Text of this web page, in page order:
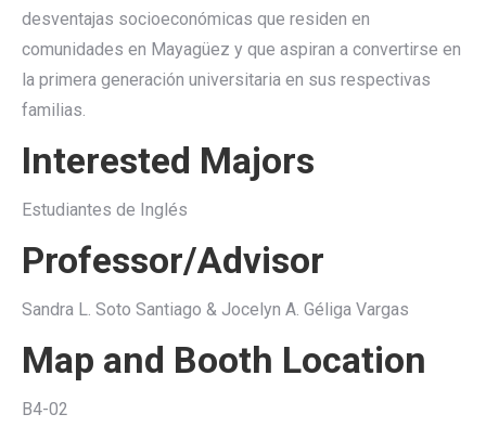
desventajas socioeconómicas que residen en
comunidades en Mayagüez y que aspiran a convertirse en
la primera generación universitaria en sus respectivas
familias.
Interested Majors
Estudiantes de Inglés
Professor/Advisor
Sandra L. Soto Santiago & Jocelyn A. Géliga Vargas
Map and Booth Location
B4-02